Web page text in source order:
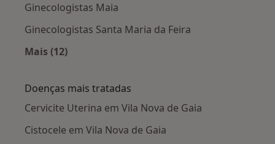
Ginecologistas Maia
Ginecologistas Santa Maria da Feira
Mais (12)
Doenças mais tratadas
Cervicite Uterina em Vila Nova de Gaia
Cistocele em Vila Nova de Gaia